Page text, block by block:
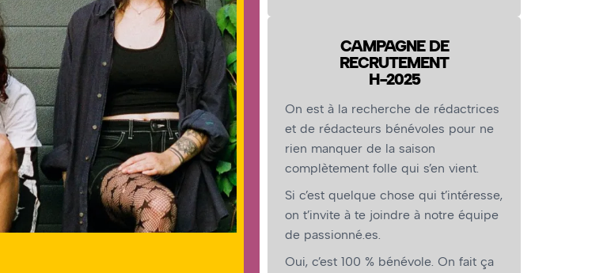
CAMPAGNE DE
RECRUTEMENT
H-2025
On est à la recherche de rédactrices
et de rédacteurs bénévoles pour ne
rien manquer de la saison
complètement folle qui s’en vient.
Si c’est quelque chose qui t’intéresse,
on t’invite à te joindre à notre équipe
de passionné.es.
Oui, c’est 100 % bénévole. On fait ça